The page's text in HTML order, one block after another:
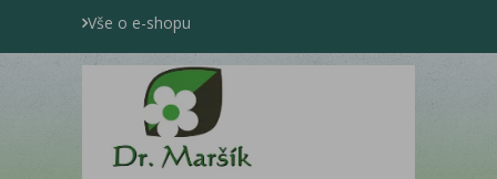
Vše o e-shopu